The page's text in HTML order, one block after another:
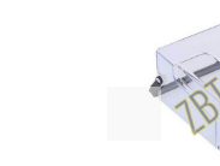
Previous